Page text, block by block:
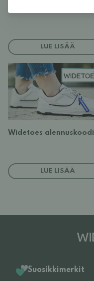
LUE LISÄÄ
Widetoes alennuskoodi
LUE LISÄÄ
Suosikkimerkit